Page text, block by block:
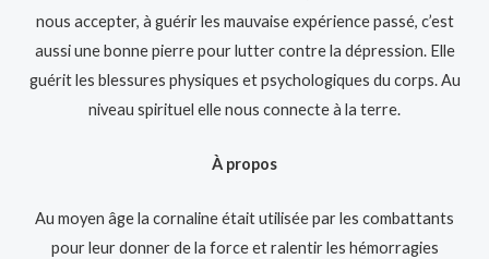
nous accepter, à guérir les mauvaise expérience passé, c’est
aussi une bonne pierre pour lutter contre la dépression. Elle
guérit les blessures physiques et psychologiques du corps. Au
niveau spirituel elle nous connecte à la terre.
À propos
Au moyen âge la cornaline était utilisée par les combattants
pour leur donner de la force et ralentir les hémorragies